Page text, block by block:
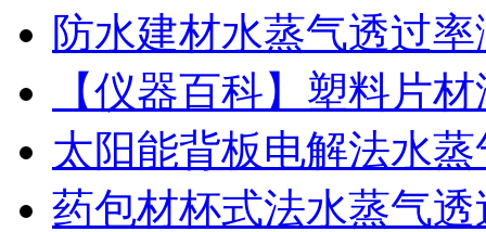
防水建材水蒸气透过
【仪器百科】塑料片
太阳能背板电解法水
药包材杯式法水蒸气